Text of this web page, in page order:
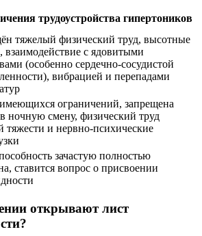
трудоустройства гипертоников
тяжелый физический труд, высотные
взаимодействие с ядовитыми
(особенно сердечно-сосудистой
вибрацией и перепадами
ограничений, запрещена
ночную смену, физический труд
тяжести и нервно-психические
зачастую полностью
ставится вопрос о присвоении
открывают лист